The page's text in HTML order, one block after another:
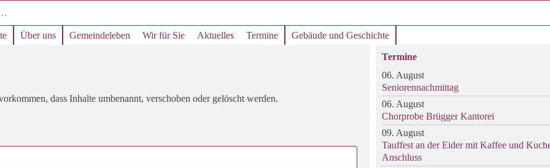
Über uns Gemeindeleben Wir für Sie Aktuelles Termine Gebäude und Geschichte
dass Inhalte umbenannt, verschoben oder gelöscht werden.
Termine
06. August
Seniorennachmittag
06. August
Chorprobe Brügger Kantorei
09. August
Tauffest an der Eider mit Kaffee und
Anschluss